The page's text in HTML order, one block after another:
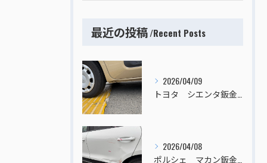
最近の投稿 Recent Posts
2026/04/09
2026/04/08